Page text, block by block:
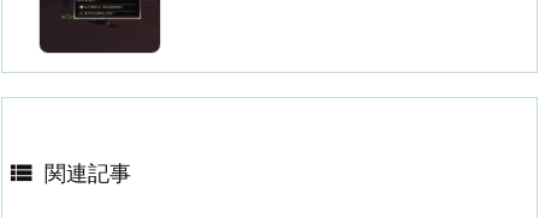
 関連記事